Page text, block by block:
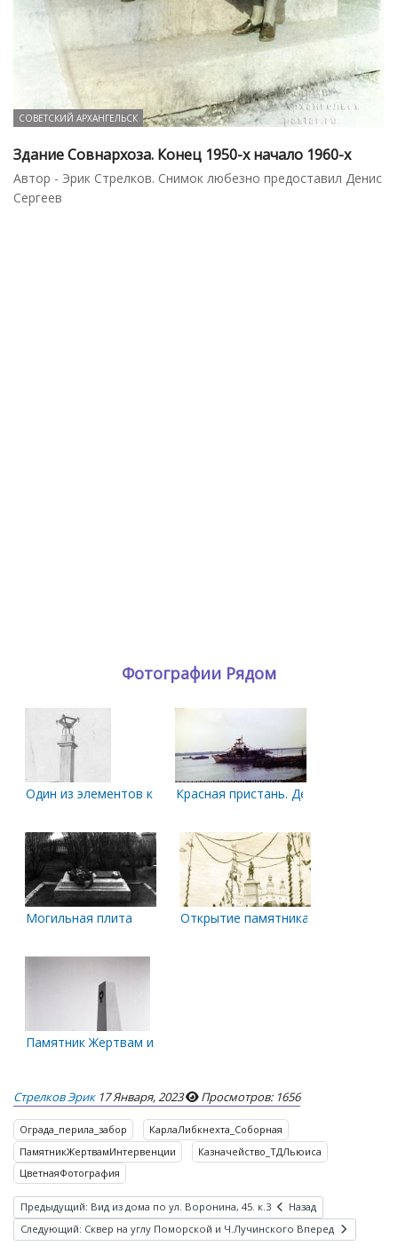
СОВЕТСКИЙ АРХАНГЕЛЬСК
Здание Совнархоза. Конец 1950-х начало 1960-х
Автор - Эрик Стрелков. Снимок любезно предоставил Денис
Сергеев
Фотографии Рядом
Один из элементов комплекса Памятника Жертвам
Красная пристань. День флота.
Могильная плита Открытие памятника Петру I
Памятник Жертвам интервенции. 1960-е годы
Стрелков Эрик 17 Января, 2023 Просмотров: 1656
Ограда_перила_забор
КарлаЛибкнехта_Соборная
ПамятникЖертвамИнтервенции
Казначейство_ТДЛьюиса
ЦветнаяФотография
Предыдущий: Вид из дома по ул. Воронина, 45. к.3
Назад
Следующий: Сквер на углу Поморской и Ч.Лучинского Вперед